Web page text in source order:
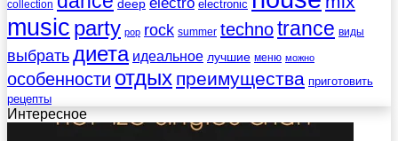
collection deep electronic
music party pop rock summer technotrance виды
выбратьдиета идеальное лучшие меню можно
особенности отдых преимущества приготовить
рецепты
Интересное